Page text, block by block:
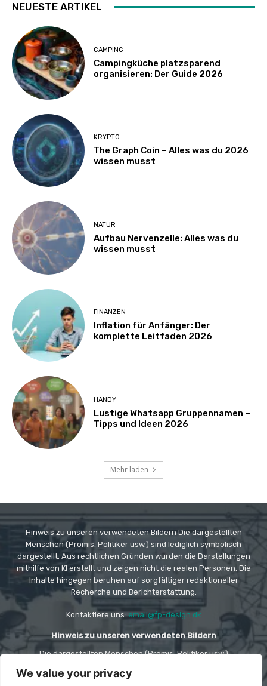
We value your privacy
NEUESTE ARTIKEL
CAMPING
Campingküche platzsparend
organisieren: Der Guide 2026
KRYPTO
The Graph Coin – Alles was du 2026
wissen musst
NATUR
Aufbau Nervenzelle: Alles was du
wissen musst
FINANZEN
Inflation für Anfänger: Der
komplette Leitfaden 2026
HANDY
Lustige Whatsapp Gruppennamen –
Tipps und Ideen 2026
Mehr laden
Hinweis zu unseren verwendeten Bildern Die dargestellten
Menschen (Promis, Politiker usw.) sind lediglich symbolisch
dargestellt. Aus rechtlichen Gründen wurden die Darstellungen
mithilfe von KI erstellt und zeigen nicht die realen Personen. Die
Inhalte hingegen beruhen auf sorgfältiger redaktioneller
Recherche und Berichterstattung.
Kontaktiere uns:email@fp-design.dk
Hinweis zu unseren verwendeten Bildern
Die dargestellten Menschen (Promis, Politiker usw.)
Gründen wurden die Darstellungen mithilfe von KI
erstellt und zeigen nicht die realen Personen. Die